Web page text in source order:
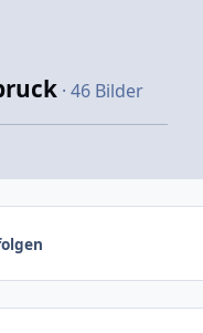
· 46 Bilder